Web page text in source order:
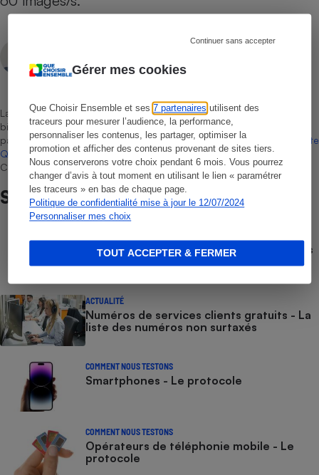
Gérer mes cookies
Que Choisir Ensemble et ses7 partenaires utilisent des
traceurs pour mesurer l’audience, la performance,
personnaliser les contenus, les partager, optimiser la
promotion et afficher des contenus provenant de sites tiers.
Nous conserverons votre choix pendant 6 mois. Vous pourrez
changer d’avis à tout moment en utilisant le lien « paramétrer
les traceurs » en bas de chaque page.
Politique de confidentialité mise à jour le 12/07/2024
Personnaliser mes choix
Continuer sans accepter
TOUT ACCEPTER & FERMER
Rédacteur technique
La sélection de produits ou services est représentative du marché,
bien que non-exhaustive. À l’exception des autorisations données
par Bureau Veritas Certification conformément aux règles de
La Note
Que Choisir, il n’existe aucune relation contractuelle entre Que
Choisir Ensemble et les professionnels référencés.
Sur le même sujet
Comparateur gratuit des forfaits mobiles
ACTUALITÉ
Numéros de services clients gratuits - La
liste des numéros non surtaxés
COMMENT NOUS TESTONS
Smartphones - Le protocole
COMMENT NOUS TESTONS
Opérateurs de téléphonie mobile - Le
protocole